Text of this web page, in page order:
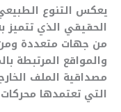
يعكس التنوع
الحقيقي الذي تتميز
من جهات متعددة
والمواقع المرتبطة
مصداقية الملف
التي تعتمدها